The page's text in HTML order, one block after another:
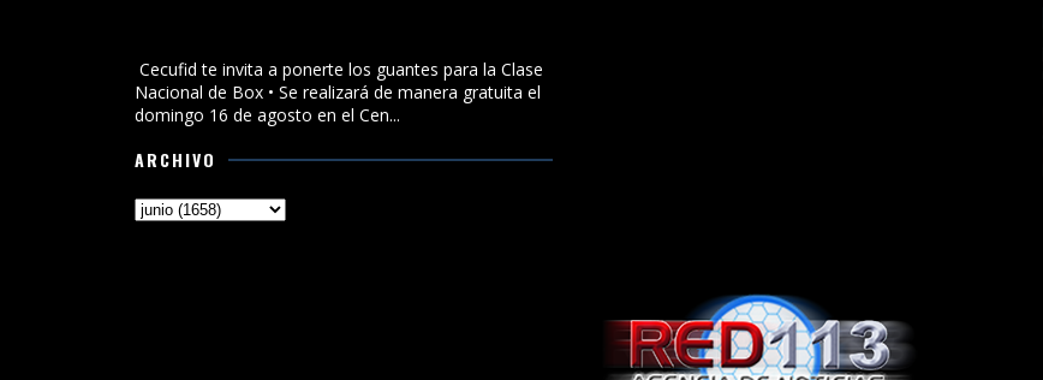
Cecufid te invita a ponerte los guantes para la Clase
Nacional de Box • Se realizará de manera gratuita el
domingo 16 de agosto en el Cen...
ARCHIVO